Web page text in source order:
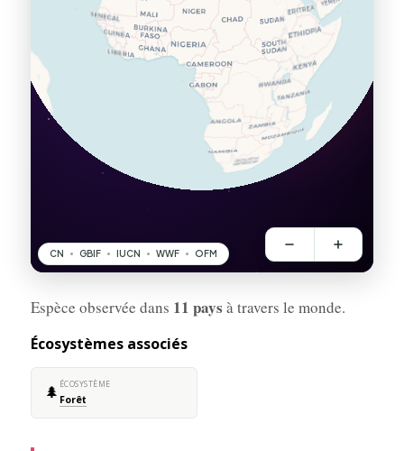
Espèce observée dans 11 pays à travers le monde.
Écosystèmes associés
🌲 ÉCOSYSTÈME
Forêt